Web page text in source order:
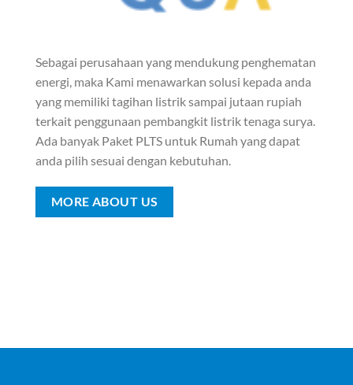
Sebagai perusahaan yang mendukung penghematan
energi, maka Kami menawarkan solusi kepada anda
yang memiliki tagihan listrik sampai jutaan rupiah
terkait penggunaan pembangkit listrik tenaga surya.
Ada banyak Paket PLTS untuk Rumah yang dapat
anda pilih sesuai dengan kebutuhan.
MORE ABOUT US